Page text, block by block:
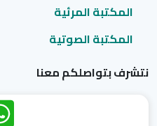
المكتبة المرئية
المكتبة الصوتية
نتشرف بتواصلكم معنا